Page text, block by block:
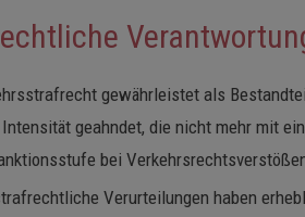
gewährleistet als
geahndet, die nicht mehr mit
bei
Verurteilungen haben